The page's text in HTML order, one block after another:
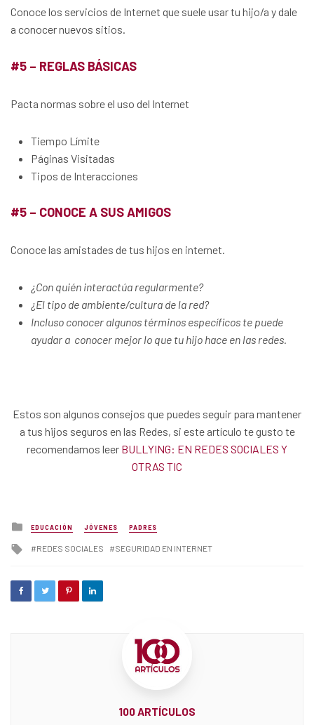
Conoce los servicios de Internet que suele usar tu hijo/a y dale
a conocer nuevos sitios.
#5 – REGLAS BÁSICAS
Pacta normas sobre el uso del Internet
Tiempo Límite
Páginas Visitadas
Tipos de Interacciones
#5 – CONOCE A SUS AMIGOS
Conoce las amistades de tus hijos en internet.
¿Con quién interactúa regularmente?
¿El tipo de ambiente/cultura de la red?
Incluso conocer algunos términos específicos te puede
ayudar a conocer mejor lo que tu hijo hace en las redes.
Estos son algunos consejos que puedes seguir para mantener
a tus hijos seguros en las Redes, si este artículo te gusto te
recomendamos leer BULLYING: EN REDES SOCIALES Y
OTRAS TIC
Posted
in
EDUCACIÓN JÓVENES PADRES
Tagged
REDES SOCIALES SEGURIDAD EN INTERNET
100 ARTÍCULOS